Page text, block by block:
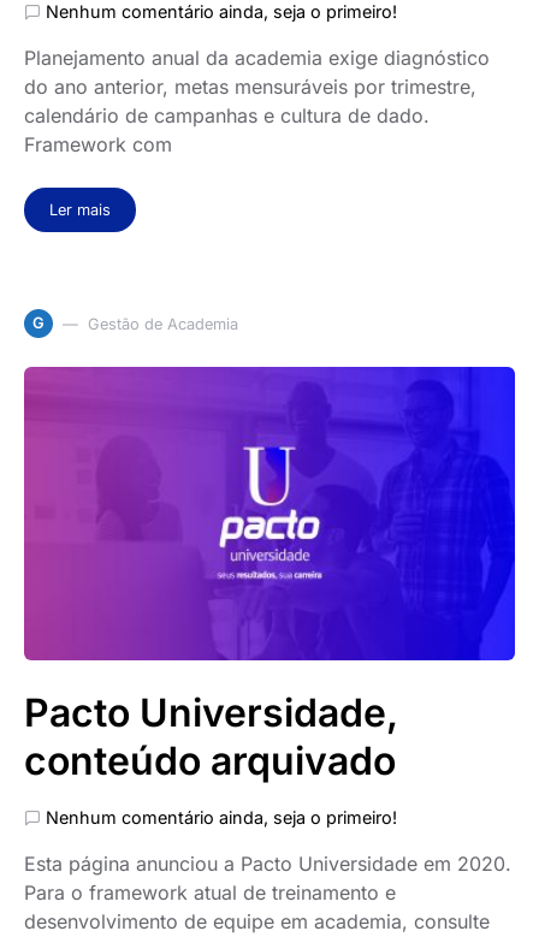
Nenhum comentário ainda, seja o primeiro!
Planejamento anual da academia exige diagnóstico
do ano anterior, metas mensuráveis por trimestre,
calendário de campanhas e cultura de dado.
Framework com
Ler mais
G Gestão de Academia
Pacto Universidade,
conteúdo arquivado
Nenhum comentário ainda, seja o primeiro!
Esta página anunciou a Pacto Universidade em 2020.
Para o framework atual de treinamento e
desenvolvimento de equipe em academia, consulte